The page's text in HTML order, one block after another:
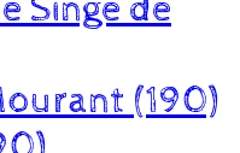
Singe de
(190)